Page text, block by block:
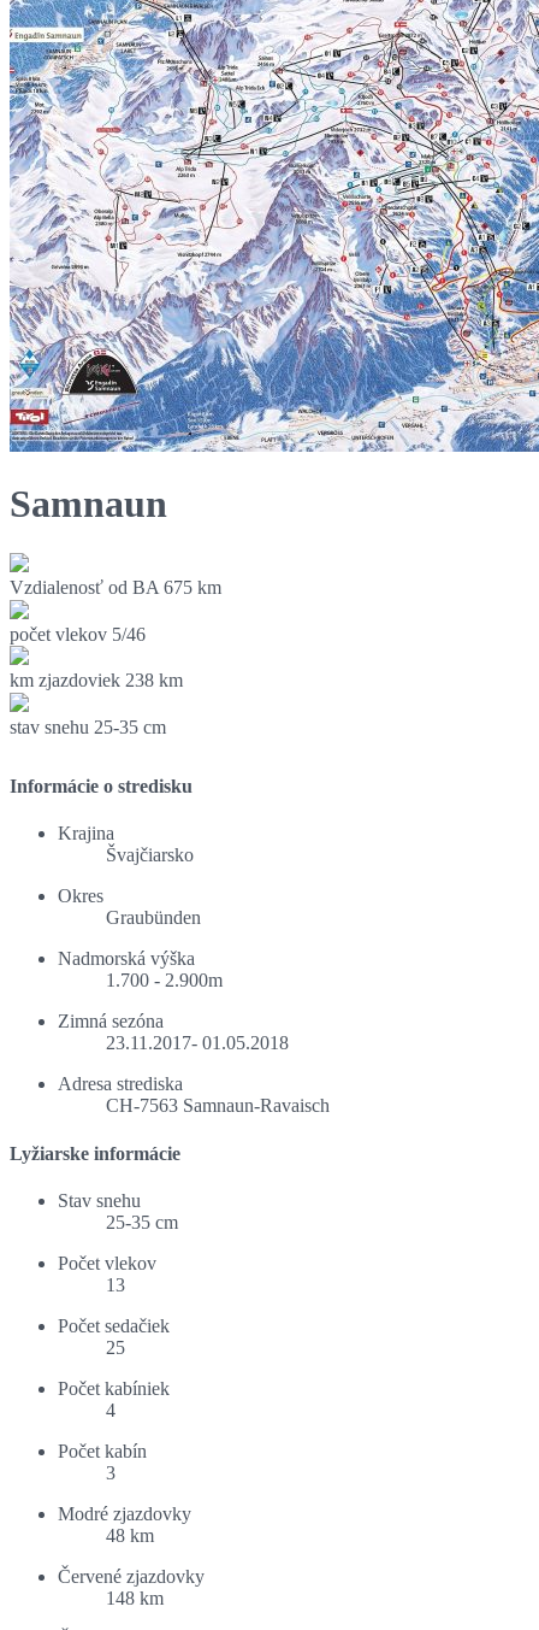
Samnaun
Vzdialenosť od BA 675 km
počet vlekov 5/46
km zjazdoviek 238 km
stav snehu 25-35 cm
Informácie o stredisku
Krajina
Švajčiarsko
Okres
Graubünden
Nadmorská výška
1.700 - 2.900m
Zimná sezóna
23.11.2017- 01.05.2018
Adresa strediska
CH-7563 Samnaun-Ravaisch
Lyžiarske informácie
Stav snehu
25-35 cm
Počet vlekov
13
Počet sedačiek
25
Počet kabíniek
4
Počet kabín
3
Modré zjazdovky
48 km
Červené zjazdovky
148 km